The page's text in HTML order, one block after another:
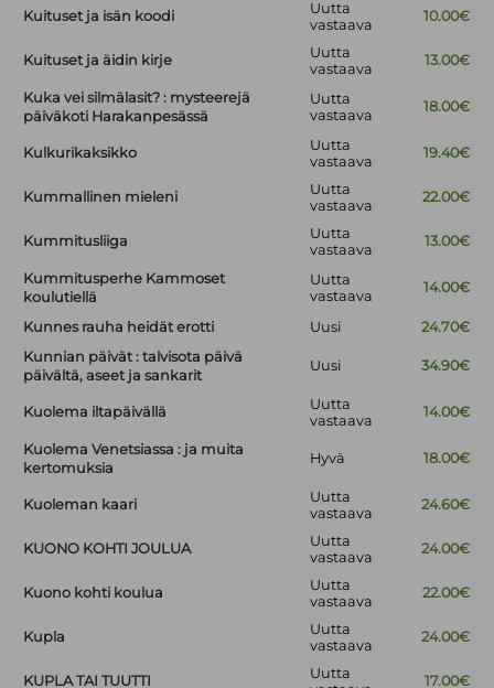
Kuituset ja isän koodi
Uutta
vastaava
10.00€
Kuituset ja äidin kirje
Uutta
vastaava
13.00€
Kuka vei silmälasit? : mysteerejä
päiväkoti Harakanpesässä
Uutta
vastaava
18.00€
Kulkurikaksikko
Uutta
vastaava
19.40€
Kummallinen mieleni
Uutta
vastaava
22.00€
Kummitusliiga
Uutta
vastaava
13.00€
Kummitusperhe Kammoset
koulutiellä
Uutta
vastaava
14.00€
Kunnes rauha heidät erotti Uusi
24.70€
Kunnian päivät : talvisota päivä
päivältä, aseet ja sankarit
Uusi 34.90€
Kuolema iltapäivällä
Uutta
vastaava
14.00€
Kuolema Venetsiassa : ja muita
kertomuksia
Hyvä 18.00€
Kuoleman kaari
Uutta
vastaava
24.60€
KUONO KOHTI JOULUA
Uutta
vastaava
24.00€
Kuono kohti koulua
Uutta
vastaava
22.00€
Kupla
Uutta
vastaava
24.00€
KUPLA TAI TUUTTI
Uutta
17.00€